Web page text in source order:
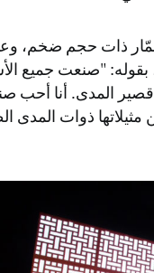
عمّار ذات حجم ضخم،
بقوله: "صنعت جميع
المدى. أنا أحب
مثيلاتها ذوات المدى